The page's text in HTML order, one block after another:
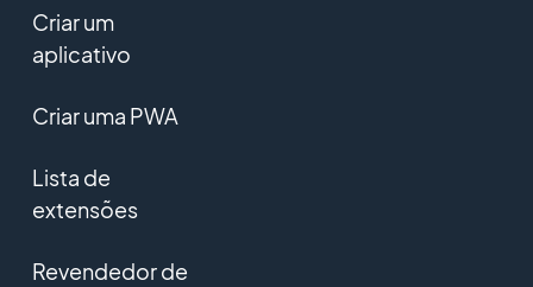
Criar um
aplicativo
Criar uma PWA
Lista de
extensões
Revendedor de